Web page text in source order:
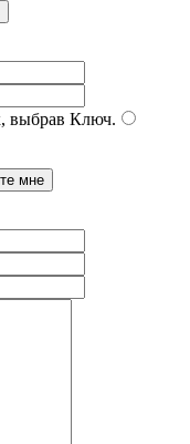
выбрав Ключ.